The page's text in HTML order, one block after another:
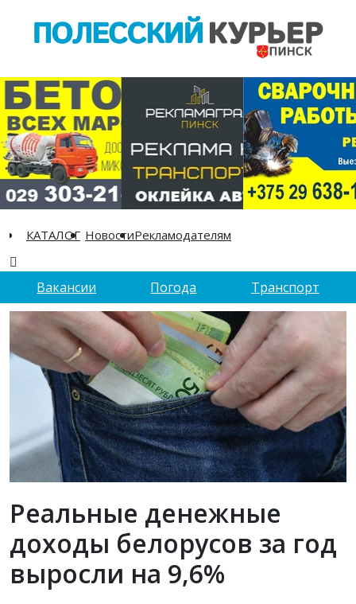
КАТАЛОГ НовостиРекламодателям
Вакансии Погода Транспорт
Реальные денежные
доходы белорусов за год
выросли на 9,6%